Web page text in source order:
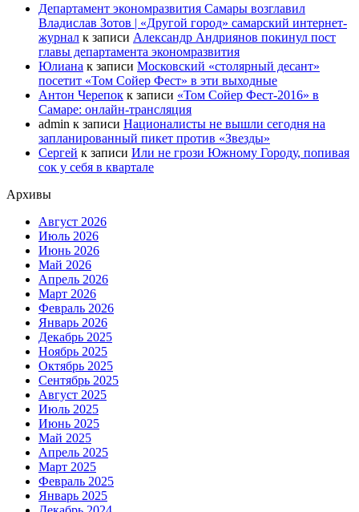
Департамент экономразвития Самары возглавил
Владислав Зотов | «Другой город» самарский интернет-
журнал к записи Александр Андриянов покинул пост
главы департамента экономразвития
Юлиана к записи Московский «столярный десант»
посетит «Том Сойер Фест» в эти выходные
Антон Черепок к записи «Том Сойер Фест-2016» в
Самаре: онлайн-трансляция
admin к записи Националисты не вышли сегодня на
запланированный пикет против «Звезды»
Сергей к записи Или не грози Южному Городу, попивая
сок у себя в квартале
Архивы
Август 2026
Июль 2026
Июнь 2026
Май 2026
Апрель 2026
Март 2026
Февраль 2026
Январь 2026
Декабрь 2025
Ноябрь 2025
Октябрь 2025
Сентябрь 2025
Август 2025
Июль 2025
Июнь 2025
Май 2025
Апрель 2025
Март 2025
Февраль 2025
Январь 2025